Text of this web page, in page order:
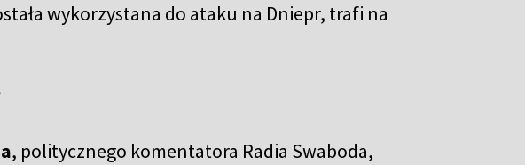
wykorzystana do ataku na Dniepr, trafi na
, politycznego komentatora Radia Swaboda,